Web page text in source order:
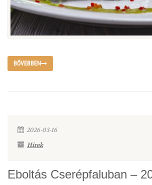
BŐVEBBEN
2026-03-16
Hírek
Eboltás Cserépfaluban –